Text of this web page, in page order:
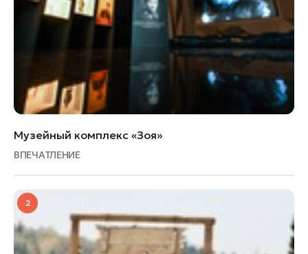
Музейный комплекс «Зоя»
ВПЕЧАТЛЕНИЕ
2